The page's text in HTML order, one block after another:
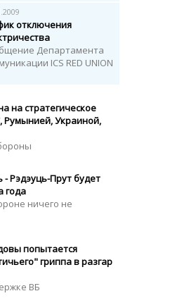
отключения
Департамента
ICS RED UNION
на стратегическое
Румынией, Украиной,
Рэдэуць-Прут будет
года
ничего не
попытается
гриппа в разгар
ВБ